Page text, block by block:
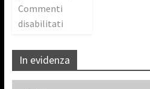
Commenti
disabilitati
In evidenza